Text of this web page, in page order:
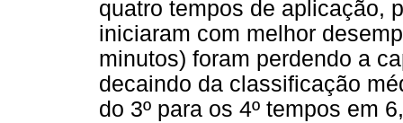
quatro tempos de aplicação,
iniciaram com melhor
minutos) foram perdendo a
decaindo da classificação
do 3º para os 4º tempos em